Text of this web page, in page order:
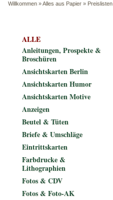
Willkommen »Alles aus Papier » Preislisten
ALLE
Anleitungen, Prospekte &
Broschüren
Ansichtskarten Berlin
Ansichtskarten Humor
Ansichtskarten Motive
Anzeigen
Beutel & Tüten
Briefe & Umschläge
Eintrittskarten
Farbdrucke &
Lithographien
Fotos & CDV
Fotos & Foto-AK